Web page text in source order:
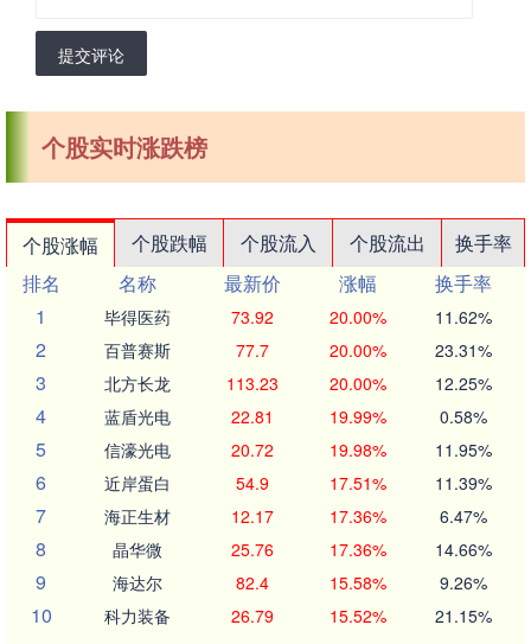
提交评论
个股实时涨跌榜
个股涨幅 个股跌幅 个股流入 个股流出
换手率
排名
名称 最新价 涨幅
换手率
1
毕得医药 73.92 20.00% 11.62%
2 百普赛斯 77.7 20.00% 23.31%
3 北方长龙 113.23 20.00% 12.25%
4 蓝盾光电 22.81 19.99% 0.58%
5 信濠光电 20.72 19.98% 11.95%
6 近岸蛋白 54.9 17.51% 11.39%
7 海正生材 12.17 17.36% 6.47%
8 晶华微 25.76 17.36% 14.66%
9 海达尔 82.4 15.58% 9.26%
10 科力装备 26.79 15.52% 21.15%